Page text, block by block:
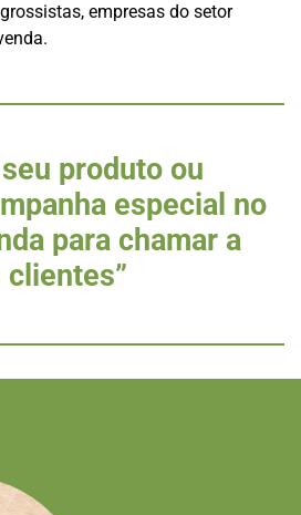
empresas do setor
produto ou
especial no
para chamar a
clientes”